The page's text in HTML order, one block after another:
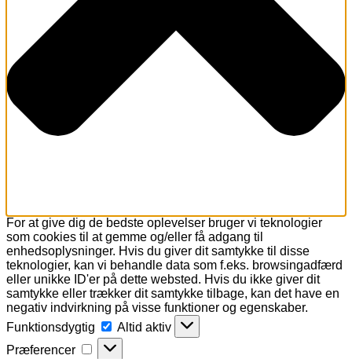
For at give dig de bedste oplevelser bruger vi teknologier
som cookies til at gemme og/eller få adgang til
enhedsoplysninger. Hvis du giver dit samtykke til disse
teknologier, kan vi behandle data som f.eks. browsingadfærd
eller unikke ID'er på dette websted. Hvis du ikke giver dit
samtykke eller trækker dit samtykke tilbage, kan det have en
negativ indvirkning på visse funktioner og egenskaber.
Funktionsdygtig
Funktionsdygtig
Altid aktiv
Præferencer
Præferencer